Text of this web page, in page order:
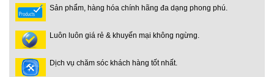
Sản phẩm, hàng hóa chính hãng đa dạng phong phú.
Luôn luôn giá rẻ & khuyến mại không ngừng.
Dịch vụ chăm sóc khách hàng tốt nhất.